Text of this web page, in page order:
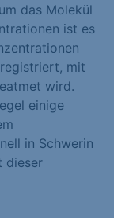
das Molekül
ist es
mit
wird.
einige
in Schwerin
dieser